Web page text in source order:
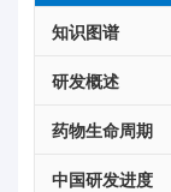
知识图谱
研发概述
药物生命周期
中国研发进度